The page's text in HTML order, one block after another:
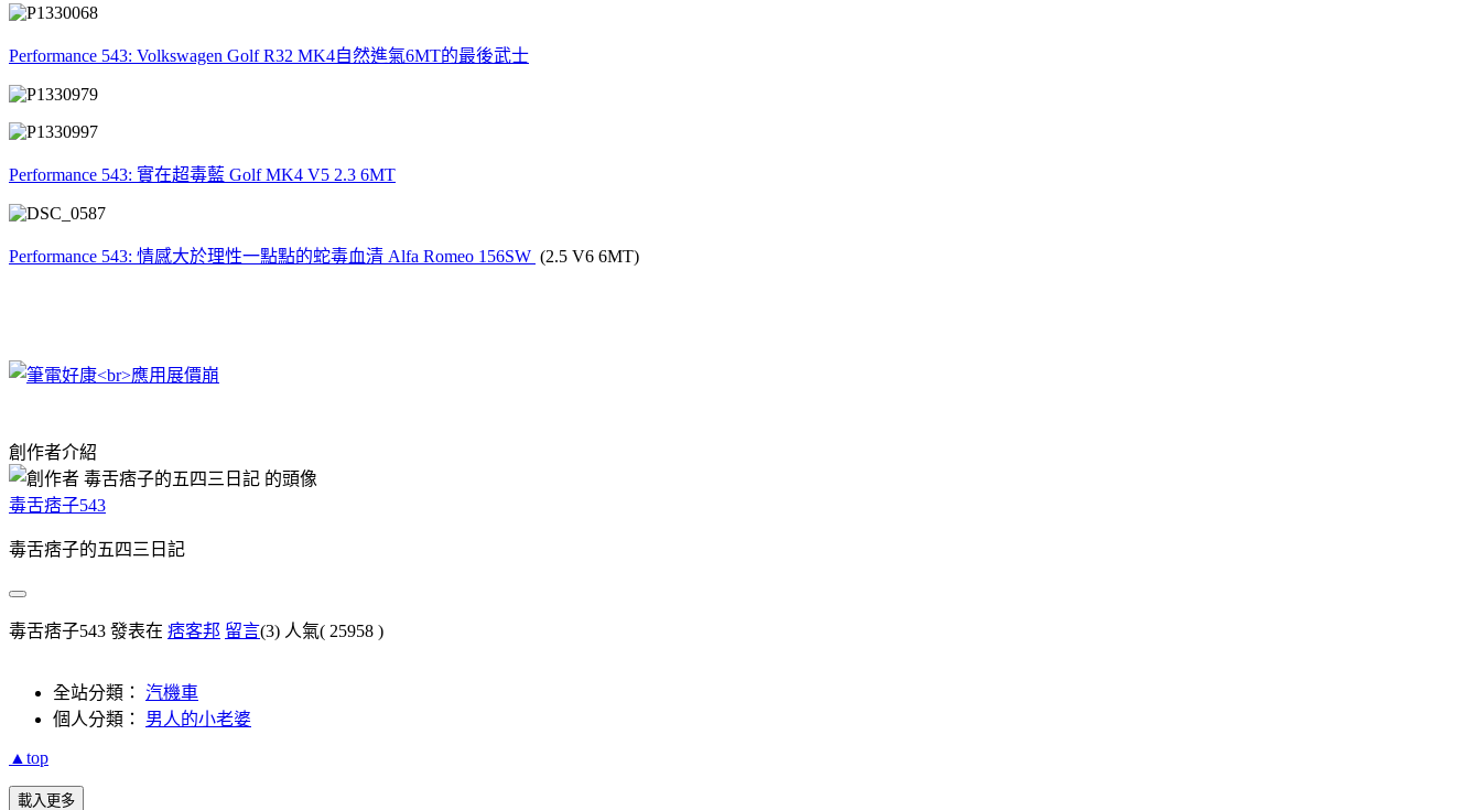
Performance 543: Volkswagen Golf R32 MK4自然進氣6MT的最後武士
Performance 543: 實在超毒藍 Golf MK4 V5 2.3 6MT
Performance 543: 情感大於理性一點點的蛇毒血清 Alfa Romeo 156SW (2.5 V6 6MT)
創作者介紹
毒舌痞子543
毒舌痞子的五四三日記
毒舌痞子543 發表在 痞客邦 留言(3) 人氣( 25958 )
全站分類： 汽機車
個人分類： 男人的小老婆
▲top
載入更多